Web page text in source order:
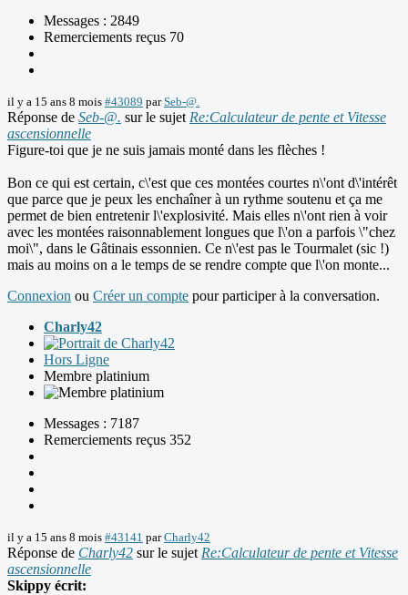
Messages : 2849
Remerciements reçus 70
il y a 15 ans 8 mois #43089 parSeb-@.
Réponse de Seb-@. sur le sujet Re:Calculateur de pente et Vitesse
ascensionnelle
Figure-toi que je ne suis jamais monté dans les flèches !
Bon ce qui est certain, c\'est que ces montées courtes n\'ont d\'intérêt
que parce que je peux les enchaîner à un rythme soutenu et ça me
permet de bien entretenir l\'explosivité. Mais elles n\'ont rien à voir
avec les montées raisonnablement longues que l\'on a parfois \"chez
moi\", dans le Gâtinais essonnien. Ce n\'est pas le Tourmalet (sic !)
mais au moins on a le temps de se rendre compte que l\'on monte...
Connexion ou Créer un compte pour participer à la conversation.
Charly42
Hors Ligne
Membre platinium
Messages : 7187
Remerciements reçus 352
il y a 15 ans 8 mois #43141 parCharly42
Réponse de Charly42 sur le sujet Re:Calculateur de pente et Vitesse
ascensionnelle
Skippy écrit: